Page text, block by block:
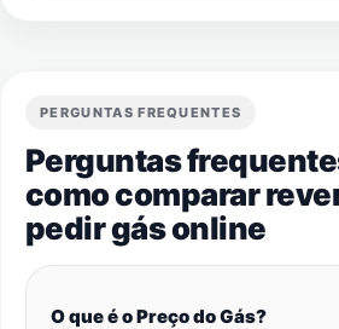
PERGUNTAS FREQUENTES
Perguntas
como comparar
pedir gás online
O que é o Preço do Gás?